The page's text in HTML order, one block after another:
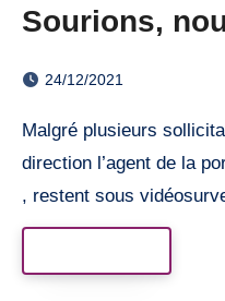
Sourions,
24/12/2021
Malgré plusieurs sollicitations orales auprès de notre
direction l’agent de la
, restent sous